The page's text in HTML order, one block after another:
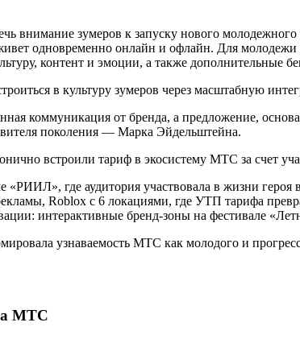
внимание зумеров к запуску нового
одновременно онлайн и офлайн. Для
контент и эмоции, а также дополнительные
в культуру зумеров через масштабную
коммуникация от бренда, а предложение,
поколения — Марка Эйдельштейна.
встроили тариф в экосистему МТС за счет
«РИИЛ», где аудитория участвовала в жизни
Roblox с 6 локациями, где УТП тарифа
интерактивные бренд-зоны на фестивале
узнаваемость МТС как молодого и
МТС